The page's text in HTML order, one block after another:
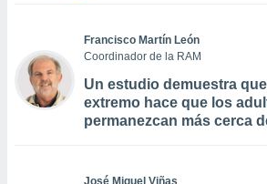
Francisco Martín León
Coordinador de la RAM
Un estudio demuestra
extremo hace que los
permanezcan más cerca
José Miguel Viñas